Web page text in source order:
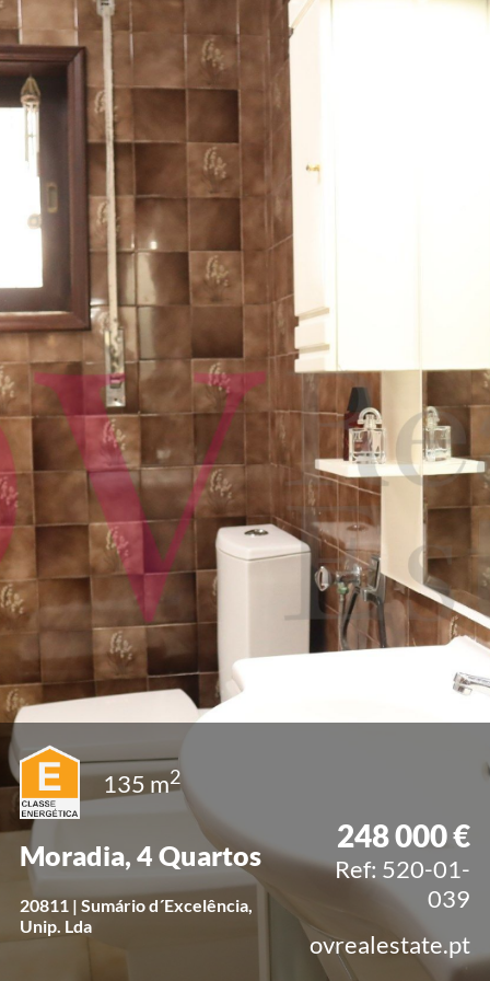
135 m2
Moradia, 4 Quartos
20811 | Sumário d´Excelência,
Unip. Lda
248 000 €
Ref: 520-01-
039
ovrealestate.pt